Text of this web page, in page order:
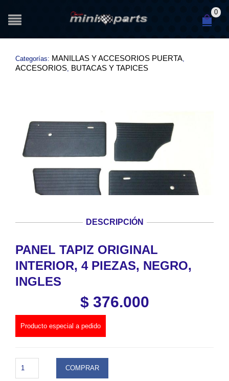
0
Categorías: MANILLAS Y ACCESORIOS PUERTA
ACCESORIOS BUTACAS Y TAPICES
DESCRIPCIÓN
PANEL TAPIZ ORIGINAL
INTERIOR, 4 PIEZAS, NEGRO,
INGLES
$376.000
Producto especial a pedido
TAPIZ
COMPRAR